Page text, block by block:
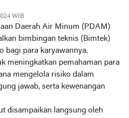
WIB
Daerah Air Minum (PDAM)
bimbingan teknis (Bimtek)
bagi para karyawannya.
meningkatkan pemahaman para
mengelola risiko dalam
jawab, serta kewenangan
disampaikan langsung oleh